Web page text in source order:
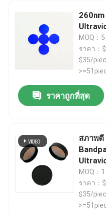
MOQ：
ราคา：
$35/
ราคาถูกที่สุด
สภาพดี
พาสฟิล
MOQ：
ราคา：
$35/